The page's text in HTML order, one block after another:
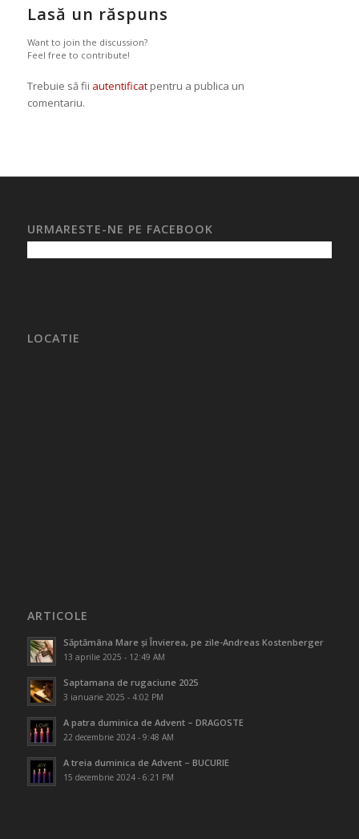
Lasă un răspuns
Want to join the discussion?
Feel free to contribute!
Trebuie să fii autentificatpentru a publica un
comentariu.
URMARESTE-NE PE FACEBOOK
LOCATIE
ARTICOLE
Săptămâna Mare și Învierea, pe zile-Andreas Kostenberger
13 aprilie 2025 - 12:49 AM
Saptamana de rugaciune 2025
3 ianuarie 2025 - 4:02 PM
A patra duminica de Advent – DRAGOSTE
22 decembrie 2024 - 9:48 AM
A treia duminica de Advent – BUCURIE
15 decembrie 2024 - 6:21 PM